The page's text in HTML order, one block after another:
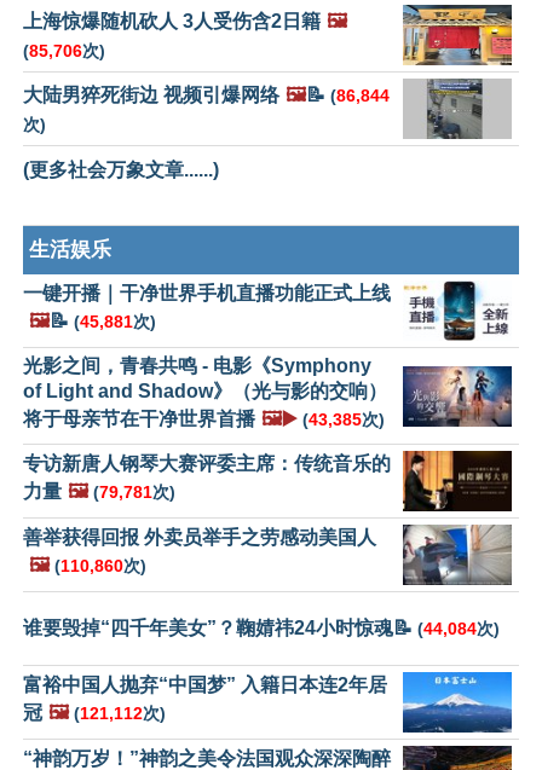
上海惊爆随机砍人 3人受伤含2日籍 🖼️
(85,706次)
大陆男猝死街边 视频引爆网络 🖼️📝 (86,844
次)
(更多社会万象文章......)
生活娱乐
一键开播｜干净世界手机直播功能正式上线
🖼️📝 (45,881次)
光影之间，青春共鸣 - 电影《Symphony
of Light and Shadow》（光与影的交响）
将于母亲节在干净世界首播 🖼️▶️ (43,385次)
专访新唐人钢琴大赛评委主席：传统音乐的
力量 🖼️ (79,781次)
善举获得回报 外卖员举手之劳感动美国人
🖼️ (110,860次)
谁要毁掉“四千年美女”？鞠婧祎24小时惊魂📝 (44,084次)
富裕中国人抛弃“中国梦” 入籍日本连2年居
冠 🖼️ (121,112次)
“神韵万岁！”神韵之美令法国观众深深陶醉